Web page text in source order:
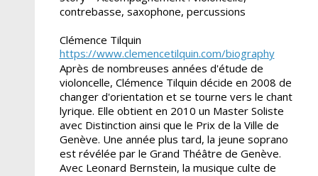
contrebasse, saxophone, percussions
Clémence Tilquin
https://www.clemencetilquin.com/biography
Après de nombreuses années d'étude de
violoncelle, Clémence Tilquin décide en 2008 de
changer d'orientation et se tourne vers le chant
lyrique. Elle obtient en 2010 un Master Soliste
avec Distinction ainsi que le Prix de la Ville de
Genève. Une année plus tard, la jeune soprano
est révélée par le Grand Théâtre de Genève.
Avec Leonard Bernstein, la musique culte de